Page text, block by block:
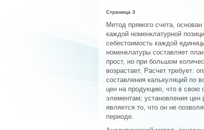
Страница 3
Метод прямого счета,
каждой номенклатурной
себестоимость каждой
номенклатуры составляет
прост, но при большом
возрастает. Расчет требует:
составления калькуляций по
цен на продукцию, что в свою
элементам; установления
является то, что он не
периоде.